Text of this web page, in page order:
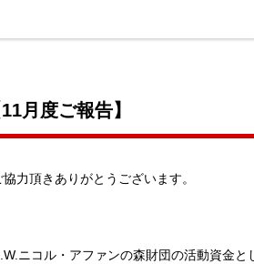
月度ご報告】
力頂きありがとうございます。
ニコル・アファンの森財団の活動資金と